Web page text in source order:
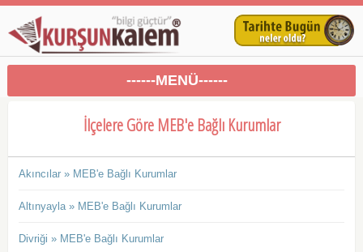
------MENÜ------
İlçelere Göre MEB'e Bağlı Kurumlar
Akıncılar » MEB'e Bağlı Kurumlar
Altınyayla » MEB'e Bağlı Kurumlar
Divriği » MEB'e Bağlı Kurumlar